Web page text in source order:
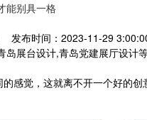
能别具一格
发布时间：2023-11-29
岛展台设计,青岛党建展厅设计
感觉，这就离不开一个好的